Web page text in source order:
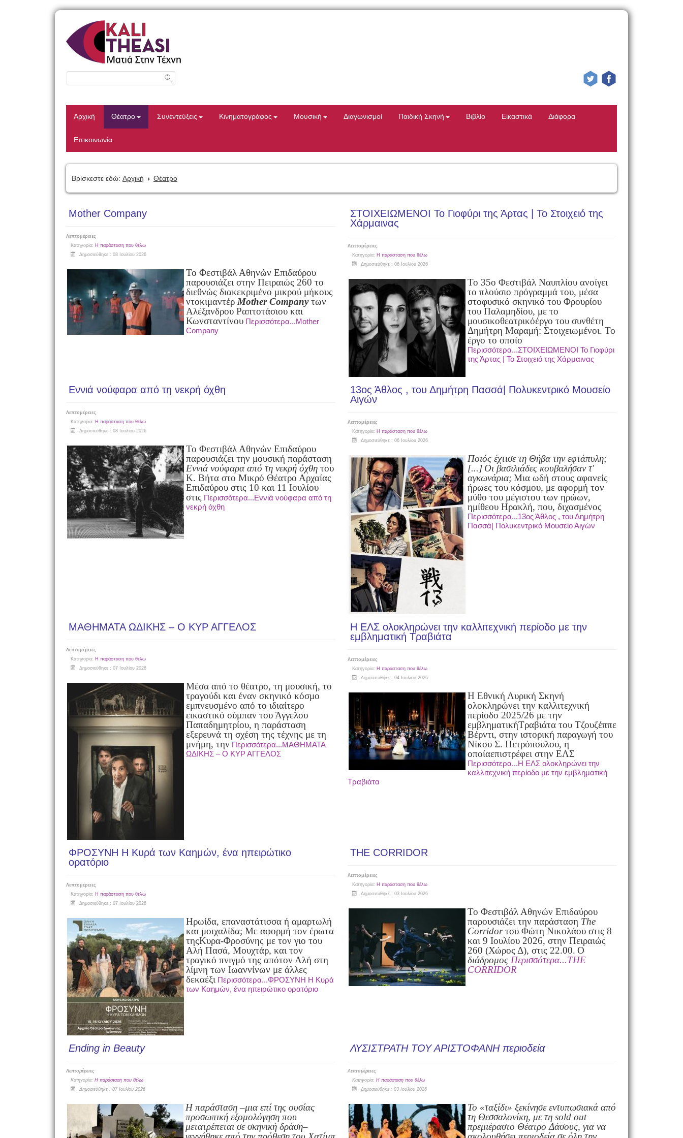
Αρχική Θέατρο Συνεντεύξεις Κινηματογράφος Μουσική Διαγωνισμοί Παιδική Σκηνή Βιβλίο Εικαστικά Διάφορα
Επικοινωνία
Βρίσκεστε εδώ: Αρχική Θέατρο
Mother Company
Λεπτομέρειες
Κατηγορία: Η παράσταση που θέλω
Δημοσιεύθηκε : 08 Ιουλίου 2026
Το Φεστιβάλ Αθηνών Επιδαύρου
παρουσιάζει στην Πειραιώς 260 το
διεθνώς διακεκριμένο μικρού μήκους
ντοκιμαντέρ Mother Companyτων
Αλέξανδρου Ραπτοτάσιου και
Κωνσταντίνου Περισσότερα...Mother
Company
ΣΤΟΙΧΕΙΩΜΕΝΟΙ Το Γιοφύρι της Άρτας | Το Στοιχειό της
Χάρμαινας
Λεπτομέρειες
Κατηγορία: Η παράσταση που θέλω
Δημοσιεύθηκε : 06 Ιουλίου 2026
Το 35ο Φεστιβάλ Ναυπλίου ανοίγει
το πλούσιο πρόγραμμά του, μέσα
στοφυσικό σκηνικό του Φρουρίου
του Παλαμηδίου, με το
μουσικοθεατρικόέργο του συνθέτη
Δημήτρη Μαραμή: Στοιχειωμένοι. Το
έργο το οποίο
Περισσότερα...ΣΤΟΙΧΕΙΩΜΕΝΟΙ Το Γιοφύρι
της Άρτας | Το Στοιχειό της Χάρμαινας
Εννιά νούφαρα από τη νεκρή όχθη
Λεπτομέρειες
Κατηγορία: Η παράσταση που θέλω
Δημοσιεύθηκε : 08 Ιουλίου 2026
Το Φεστιβάλ Αθηνών Επιδαύρου
παρουσιάζει την μουσική παράσταση
Εννιά νούφαρα από τη νεκρή όχθη του
Κ. Βήτα στο Μικρό Θέατρο Αρχαίας
Επιδαύρου στις 10 και 11 Ιουλίου
στις Περισσότερα...Εννιά νούφαρα από τη
νεκρή όχθη
13oς Άθλος , του Δημήτρη Πασσά| Πολυκεντρικό Μουσείο
Αιγών
Λεπτομέρειες
Κατηγορία: Η παράσταση που θέλω
Δημοσιεύθηκε : 06 Ιουλίου 2026
Ποιός έχτισε τη Θήβα την εφτάπυλη;
[...] Οι βασιλιάδες κουβαλήσαν τ'
αγκωνάρια; Μια ωδή στους αφανείς
ήρωες του κόσμου, με αφορμή τον
μύθο του μέγιστου των ηρώων,
ημίθεου Ηρακλή, που, διχασμένος
Περισσότερα...13oς Άθλος , του Δημήτρη
Πασσά| Πολυκεντρικό Μουσείο Αιγών
ΜΑΘΗΜΑΤΑ ΩΔΙΚΗΣ – Ο ΚΥΡ ΑΓΓΕΛΟΣ
Λεπτομέρειες
Κατηγορία: Η παράσταση που θέλω
Δημοσιεύθηκε : 07 Ιουλίου 2026
Μέσα από το θέατρο, τη μουσική, το
τραγούδι και έναν σκηνικό κόσμο
εμπνευσμένο από το ιδιαίτερο
εικαστικό σύμπαν του Άγγελου
Παπαδημητρίου, η παράσταση
εξερευνά τη σχέση της τέχνης με τη
μνήμη, την Περισσότερα...ΜΑΘΗΜΑΤΑ
ΩΔΙΚΗΣ – Ο ΚΥΡ ΑΓΓΕΛΟΣ
Η ΕΛΣ ολοκληρώνει την καλλιτεχνική περίοδο με την
εμβληματική Τραβιάτα
Λεπτομέρειες
Κατηγορία: Η παράσταση που θέλω
Δημοσιεύθηκε : 04 Ιουλίου 2026
Η Εθνική Λυρική Σκηνή
ολοκληρώνει την καλλιτεχνική
περίοδο 2025/26 με την
εμβληματικήΤραβιάτα του Τζουζέππε
Βέρντι, στην ιστορική παραγωγή του
Νίκου Σ. Πετρόπουλου, η
οποίαεπιστρέφει στην ΕΛΣ
Περισσότερα...Η ΕΛΣ ολοκληρώνει την
καλλιτεχνική περίοδο με την εμβληματική
Τραβιάτα
ΦΡΟΣΥΝΗ Η Κυρά των Καημών, ένα ηπειρώτικο
ορατόριο
Λεπτομέρειες
Κατηγορία: Η παράσταση που θέλω
Δημοσιεύθηκε : 07 Ιουλίου 2026
Ηρωίδα, επαναστάτισσα ή αμαρτωλή
και μοιχαλίδα; Με αφορμή τον έρωτα
τηςΚυρα-Φροσύνης με τον γιο του
Αλή Πασά, Μουχτάρ, και τον
τραγικό πνιγμό της απότον Αλή στη
λίμνη των Ιωαννίνων με άλλες
δεκαέξι Περισσότερα...ΦΡΟΣΥΝΗ Η Κυρά
των Καημών, ένα ηπειρώτικο ορατόριο
THE CORRIDOR
Λεπτομέρειες
Κατηγορία: Η παράσταση που θέλω
Δημοσιεύθηκε : 03 Ιουλίου 2026
To Φεστιβάλ Αθηνών Επιδαύρου
παρουσιάζει την παράσταση The
Corridorτου Φώτη Νικολάου στις 8
και 9 Ιουλίου 2026, στην Πειραιώς
260 (Χώρος Δ), στις 22.00. Ο
διάδρομος Περισσότερα...THE
CORRIDOR
Ending in Beauty
Λεπτομέρειες
Κατηγορία: Η παράσταση που θέλω
Δημοσιεύθηκε : 07 Ιουλίου 2026
Η παράσταση –μια επί της ουσίας
προσωπική εξομολόγηση που
μετατρέπεται σε σκηνική δράση–
ΛΥΣΙΣΤΡΑΤΗ ΤΟΥ ΑΡΙΣΤΟΦΑΝΗ περιοδεία
Λεπτομέρειες
Κατηγορία: Η παράσταση που θέλω
Δημοσιεύθηκε : 03 Ιουλίου 2026
Το «ταξίδι» ξεκίνησε εντυπωσιακά από
τη Θεσσαλονίκη, με τη sold out
πρεμιέραστο Θέατρο Δάσους, για να